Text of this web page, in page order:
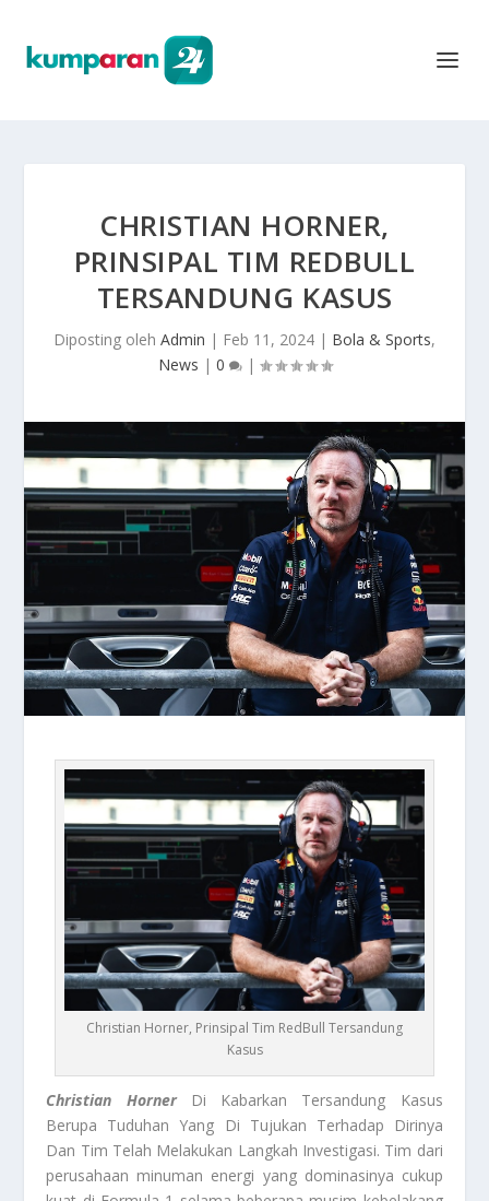
CHRISTIAN HORNER,
PRINSIPAL TIM REDBULL
TERSANDUNG KASUS
Diposting oleh Admin | Feb 11, 2024 | Bola & Sports,
News | 0 |
Christian Horner, Prinsipal Tim RedBull Tersandung
Kasus
Christian HornerDi Kabarkan Tersandung Kasus
Berupa Tuduhan Yang Di Tujukan Terhadap Dirinya
Dan Tim Telah Melakukan Langkah Investigasi. Tim dari
perusahaan minuman energi yang dominasinya cukup